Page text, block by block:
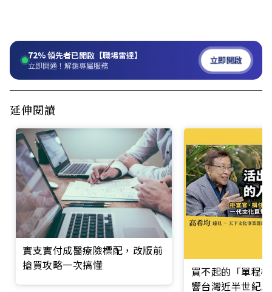
72%領先者已開啟【職場雷達】
立即開通！解鎖專屬服務 立即開啟
延伸閱讀
實支實付成醫療險標配，改版前
搶買攻略一次搞懂
買不起的「單程
響台灣近半世紀